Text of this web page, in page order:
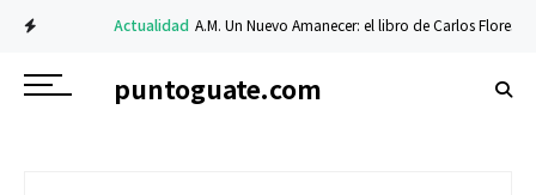
Actualidad A.M. Un Nuevo Amanecer: el libro de Carlos Flores sobre
puntoguate.com